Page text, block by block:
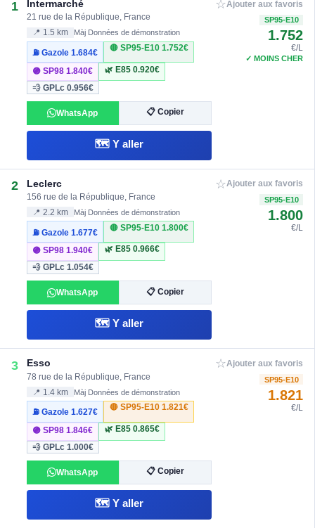
1 Intermarché
21 rue de la République, France
📍 1.5 km Màj Données de démonstration
⛽ Gazole1.684€
🔴 SP95-E10 1.752€
🟣 SP981.840€ 🌿 E85 0.920€
💨 GPLc0.956€
WhatsApp 📋 Copier
🗺️ Y aller
☆Ajouter aux favoris
SP95-E10
1.752
€/L
✓ MOINS CHER
2 Leclerc
156 rue de la République, France
📍 2.2 km Màj Données de démonstration
⛽ Gazole1.677€
🔴 SP95-E10 1.800€
🟣 SP981.940€ 🌿 E85 0.966€
💨 GPLc1.054€
WhatsApp 📋 Copier
🗺️ Y aller
☆Ajouter aux favoris
SP95-E10
1.800
€/L
3 Esso
78 rue de la République, France
📍 1.4 km Màj Données de démonstration
⛽ Gazole1.627€
🔴 SP95-E10 1.821€
🟣 SP981.846€ 🌿 E85 0.865€
💨 GPLc1.000€
WhatsApp 📋 Copier
🗺️ Y aller
☆Ajouter aux favoris
SP95-E10
1.821
€/L